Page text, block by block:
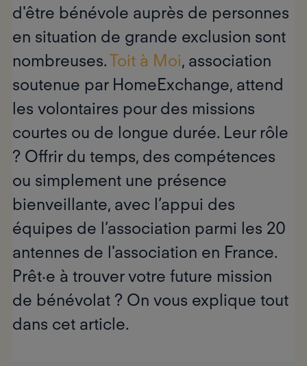
d'être bénévole auprès de personnes
en situation de grande exclusion sont
nombreuses.Toit à Moi, association
soutenue par HomeExchange, attend
les volontaires pour des missions
courtes ou de longue durée. Leur rôle
? Offrir du temps, des compétences
ou simplement une présence
bienveillante, avec l’appui des
équipes de l’association parmi les 20
antennes de l'association en France.
Prêt·e à trouver votre future mission
de bénévolat? On vous explique tout
dans cet article.